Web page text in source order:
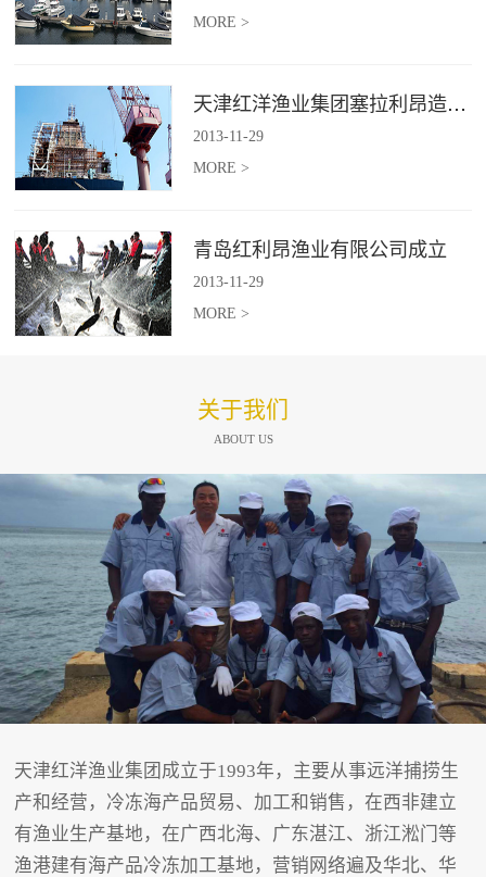
MORE >
天津红洋渔业集团塞拉利昂造船项目
2013-11-29
MORE >
青岛红利昂渔业有限公司成立
2013-11-29
MORE >
关于我们
ABOUT US
天津红洋渔业集团成立于1993年，主要从事远洋捕捞生
产和经营，冷冻海产品贸易、加工和销售，在西非建立
有渔业生产基地，在广西北海、广东湛江、浙江淞门等
渔港建有海产品冷冻加工基地，营销网络遍及华北、华